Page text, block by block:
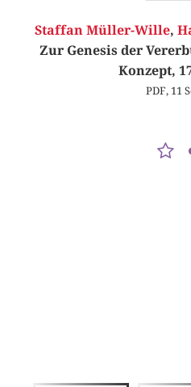
Staffan Müller-Wille,
Zur Genesis der
Konzept,
PDF, 11